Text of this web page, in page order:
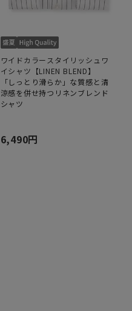
ワイドカラースタイリッシュワ
イシャツ【LINEN BLEND】
「しっとり滑らか」な質感と清
涼感を併せ持つリネンブレンド
シャツ
6,490円